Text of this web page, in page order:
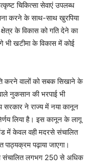
चिकित्सा सेवाएं उपलब्ध
करने के साथ-साथ खुरपिया
के विकास को गति देने का
भी खटीमा के विकास में कोई
करने वालों को सबक सिखाने के
नुकसान की भरपाई भी
सरकार ने राज्य में नया कानून
लिया है। इस कानून के लागू
में केवल वही मदरसे संचालित
पाठ्यक्रम पढ़ाया जाएगा।
संचालित लगभग 250 से अधिक